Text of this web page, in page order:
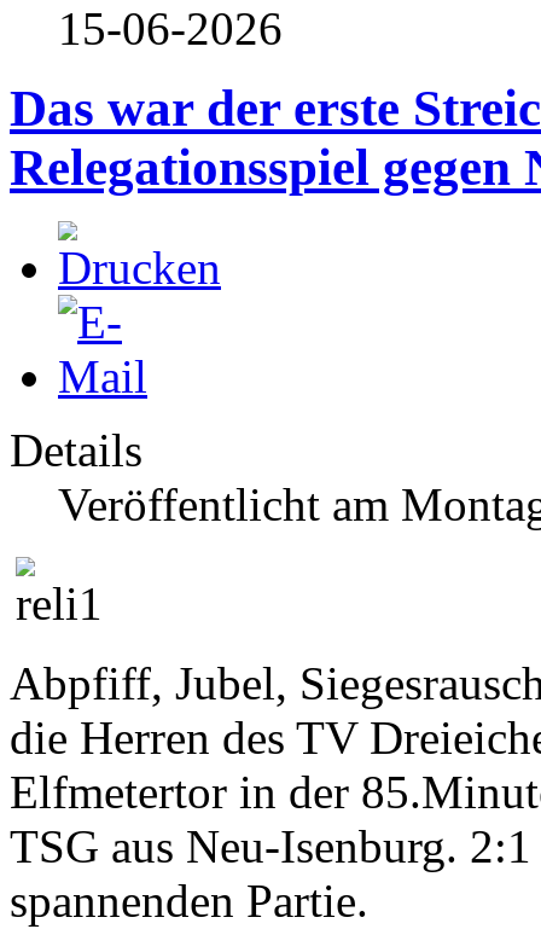
15-06-2026
Das war der erste
Relegationsspiel gegen
Details
Veröffentlicht am
Abpfiff, Jubel,
die Herren des TV
Elfmetertor in der
TSG aus Neu-Isenburg.
spannenden Partie.